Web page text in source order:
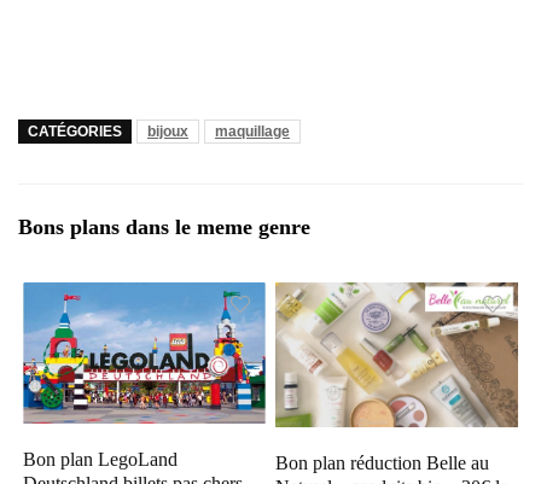
CATÉGORIES bijoux maquillage
Bons plans dans le meme genre
Bon plan LegoLand
Bon plan réduction Belle au